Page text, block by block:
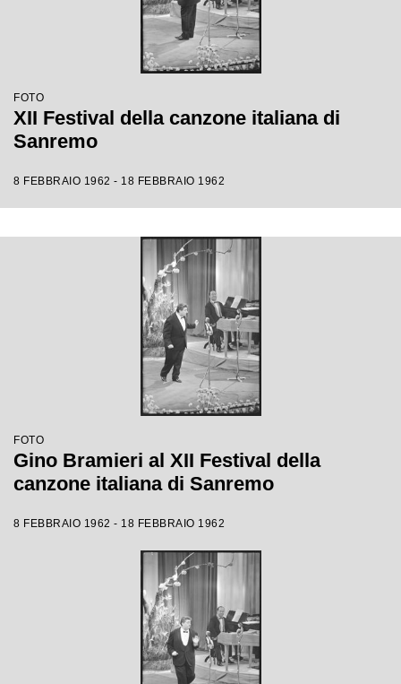
FOTO
XII Festival della canzone italiana di
Sanremo
8 FEBBRAIO 1962 - 18 FEBBRAIO 1962
FOTO
Gino Bramieri al XII Festival della
canzone italiana di Sanremo
8 FEBBRAIO 1962 - 18 FEBBRAIO 1962